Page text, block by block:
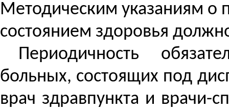
Методическим указаниям о
состоянием здоровья
Периодичность
больных, состоящих под
врач здравпункта и врачи-